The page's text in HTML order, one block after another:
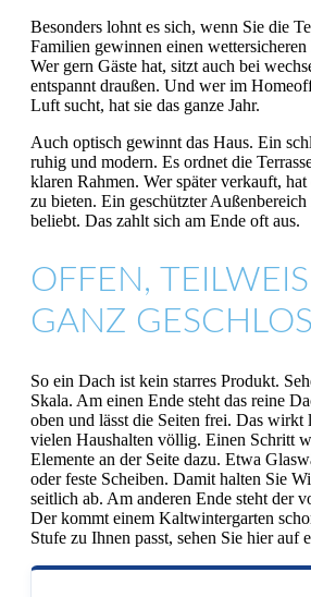
Besonders lohnt es sich, wenn Sie die
Familien gewinnen einen
Wer gern Gäste hat, sitzt auch bei
entspannt draußen. Und wer im
Luft sucht, hat sie das ganze Jahr.
Auch optisch gewinnt das Haus. Ein
ruhig und modern. Es ordnet die
klaren Rahmen. Wer später verkauft,
zu bieten. Ein geschützter
beliebt. Das zahlt sich am Ende oft aus.
OFFEN,
GANZ
So ein Dach ist kein starres Produkt.
Skala. Am einen Ende steht das reine
oben und lässt die Seiten frei. Das
vielen Haushalten völlig. Einen Schritt
Elemente an der Seite dazu. Etwa
oder feste Scheiben. Damit halten Sie
seitlich ab. Am anderen Ende steht der
Der kommt einem Kaltwintergarten
Stufe zu Ihnen passt, sehen Sie hier auf